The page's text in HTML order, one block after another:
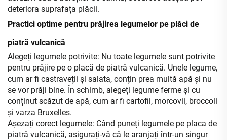
deteriora suprafața plăcii.
Practici optime pentru prăjirea legumelor pe plăci de
piatră vulcanică
Alegeți legumele potrivite: Nu toate legumele sunt potrivite
pentru prăjire pe o placă de piatră vulcanică. Unele legume,
cum ar fi castraveții și salata, conțin prea multă apă și nu
se vor prăji bine. În schimb, alegeți legume ferme și cu
conținut scăzut de apă, cum ar fi cartofii, morcovii, broccoli
și varza Bruxelles.
Așezați corect legumele: Când puneți legumele pe placa de
piatră vulcanică, asigurați-vă că le aranjați într-un singur